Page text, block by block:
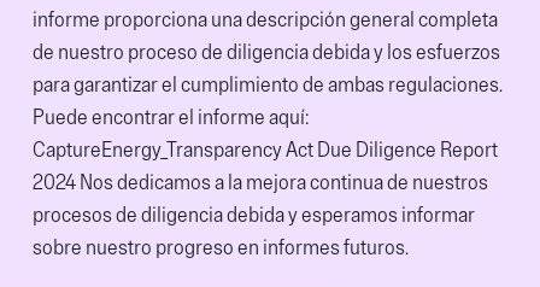
informe proporciona una descripción general completa
de nuestro proceso de diligencia debida y los esfuerzos
para garantizar el cumplimiento de ambas regulaciones.
Puede encontrar el informe aquí:
CaptureEnergy_Transparency Act Due Diligence Report
2024Nos dedicamos a la mejora continua de nuestros
procesos de diligencia debida y esperamos informar
sobre nuestro progreso en informes futuros.